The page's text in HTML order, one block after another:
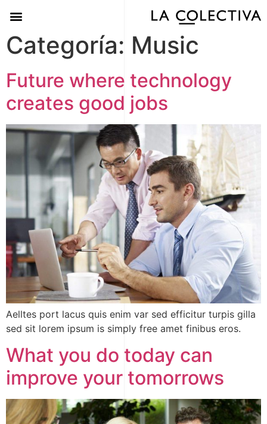
Categoría: Music
Future where technology
creates good jobs
Aelltes port lacus quis enim var sed efficitur turpis gilla
sed sit lorem ipsum is simply free amet finibus eros.
What you do today can
improve your tomorrows